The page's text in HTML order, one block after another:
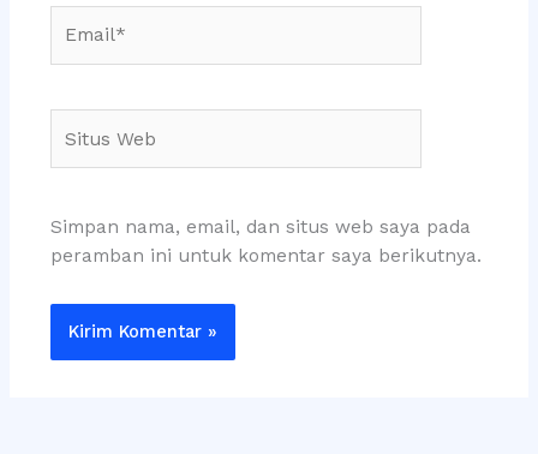
Web
Simpan nama, email, dan situs web saya pada
peramban ini untuk komentar saya berikutnya.